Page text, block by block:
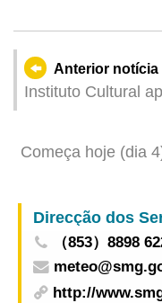
Anterior notícia
Instituto Cultural
Começa hoje (dia
Actividade
（853）8898
http://